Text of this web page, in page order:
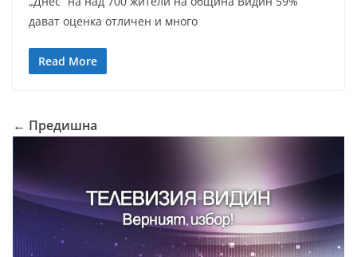
дават оценка отличен и много
Read More
← Предишна